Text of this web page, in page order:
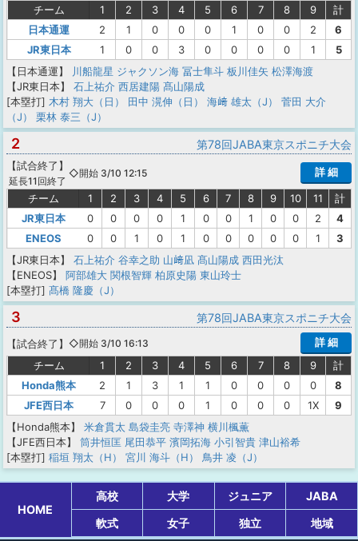
チーム 1 2 3 4 5 6 7 8 9
計
日本通運
2 1 0 0 0 1 0 0 2
6
JR東日本
1 0 0 3 0 0 0 0 1
5
【日本通運】
川船龍星 ジャクソン海 冨士隼斗 板川佳矢 松澤海渡
【JR東日本】
石上祐介 西居建陽 髙山陽成
[本塁打] 木村 翔大（日） 田中 滉伸（日） 海﨑 雄太（J）
菅田 大介
（J）
栗林 泰三（J）
2 第78回JABA東京スポニチ大会
【試合終了 】
延長11回終了
◇開始 3/10 12:15 詳 細
チーム 1 2 3 4 5 6 7 8 9 10 11
計
JR東日本
0 0 0 0 1 0 0 1 0 0 2
4
ENEOS
0 0 1 0 1 0 0 0 0 0 1
3
【JR東日本】
石上祐介 谷幸之助 山﨑凪 髙山陽成 西田光汰
【ENEOS】
阿部雄大 関根智輝 柏原史陽 東山玲士
[本塁打] 髙橋 隆慶（J）
3 第78回JABA東京スポニチ大会
【試合終了 】 ◇開始 3/10 16:13
詳 細
チーム
1 2 3 4 5 6 7 8 9
計
Honda熊本
2 1 3 1 1 0 0 0 0
8
JFE西日本
7 0 0 0 1 0 0 0 1X
9
【Honda熊本】
米倉貫太 島袋圭亮 寺澤神 横川楓薫
【JFE西日本】
筒井恒匡 尾田恭平 濱岡拓海 小引智貴 津山裕希
[本塁打] 稲垣 翔太（H） 宮川 海斗（H） 鳥井 凌（J）
HOME
高校 大学 ジュニア
JABA
軟式
女子 独立 地域